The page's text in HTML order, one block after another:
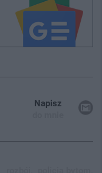
Napisz